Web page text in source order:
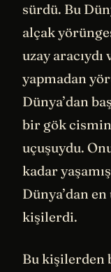
sürdü. Bu
alçak
uzay
yapmadan
Dünya’dan
bir gök
uçuşuydu.
kadar
Dünya’dan
kişilerdi.
Bu kişilerden